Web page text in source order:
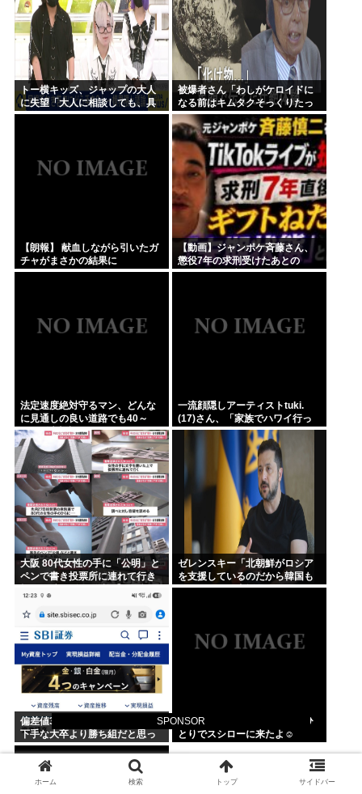
SPONSOR
トー横キッズ、ジャップの大人
に失望「大人に相談しても、具
体的に何もしてくれない。結果
被爆者さん「わしがケロイドに
なる前はキムタクそっくりたっ
たんじゃ」ハードなギャグをか
ます
【朗報】 献血しながら引いたガ
チャがまさかの結果に
【動画】ジャンポケ斉藤さん、
懲役7年の求刑受けたあとの
TikTokライブ配信がヤバすぎる
法定速度絶対守るマン、どんな
に見通しの良い道路でも40～
60km以上出さない
一流顔隠しアーティストtuki.
(17)さん、「家族でハワイ行っ
てきたw」 自己顕示欲がどんど
ん抑えられなくなる
大阪 80代女性の手に「公明」と
ペンで書き投票所に連れて行き
場】
ゼレンスキー「北朝鮮がロシア
を支援しているのだから韓国も
ウクライナを支援しろ」
偏差値38の高卒公務員たが正直
下手な大卒より勝ち組だと思っ
てる
独身ひとり暮らしおじさんがひ
とりでスシローに来たよ☺
ホーム 検索 トップ サイドバー